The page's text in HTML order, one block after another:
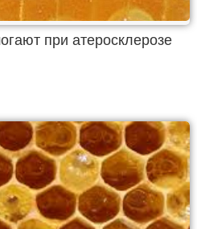
при атеросклерозе